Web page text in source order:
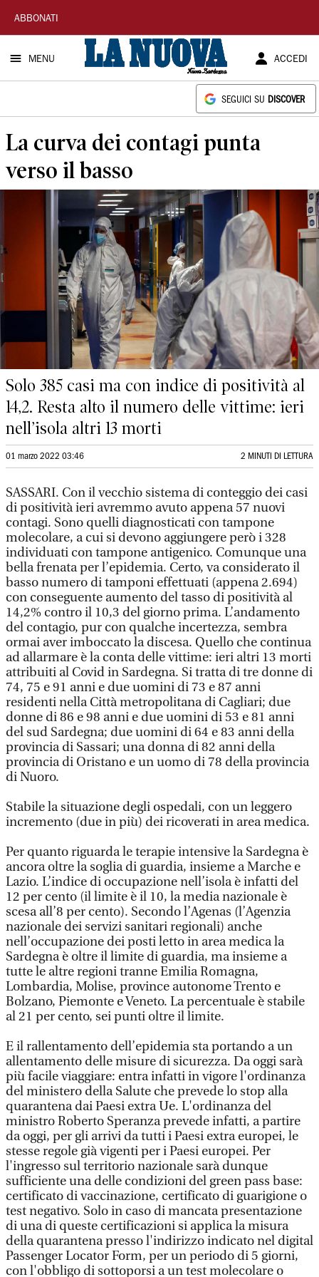
La
Nuova
Sardegna
ABBONATI
MENU ACCEDI
SEGUICI SU DISCOVER
La curva dei contagi punta
verso il basso
Solo 385 casi ma con indice di positività al
14,2. Resta alto il numero delle vittime: ieri
nell’isola altri 13 morti
01 marzo 2022 03:46 2 MINUTI DI LETTURA
SASSARI. Con il vecchio sistema di conteggio dei casi
di positività ieri avremmo avuto appena 57 nuovi
contagi. Sono quelli diagnosticati con tampone
molecolare, a cui si devono aggiungere però i 328
individuati con tampone antigenico. Comunque una
bella frenata per l’epidemia. Certo, va considerato il
basso numero di tamponi effettuati (appena 2.694)
con conseguente aumento del tasso di positività al
14,2% contro il 10,3 del giorno prima. L’andamento
del contagio, pur con qualche incertezza, sembra
ormai aver imboccato la discesa. Quello che continua
ad allarmare è la conta delle vittime: ieri altri 13 morti
attribuiti al Covid in Sardegna. Si tratta di tre donne di
74, 75 e 91 anni e due uomini di 73 e 87 anni
residenti nella Città metropolitana di Cagliari; due
donne di 86 e 98 anni e due uomini di 53 e 81 anni
del sud Sardegna; due uomini di 64 e 83 anni della
provincia di Sassari; una donna di 82 anni della
provincia di Oristano e un uomo di 78 della provincia
di Nuoro.
Stabile la situazione degli ospedali, con un leggero
incremento (due in più) dei ricoverati in area medica.
Per quanto riguarda le terapie intensive la Sardegna è
ancora oltre la soglia di guardia, insieme a Marche e
Lazio. L’indice di occupazione nell’isola è infatti del
12 per cento (il limite è il 10, la media nazionale è
scesa all’8 per cento). Secondo l’Agenas (l’Agenzia
nazionale dei servizi sanitari regionali) anche
nell’occupazione dei posti letto in area medica la
Sardegna è oltre il limite di guardia, ma insieme a
tutte le altre regioni tranne Emilia Romagna,
Lombardia, Molise, province autonome Trento e
Bolzano, Piemonte e Veneto. La percentuale è stabile
al 21 per cento, sei punti oltre il limite.
E il rallentamento dell’epidemia sta portando a un
allentamento delle misure di sicurezza. Da oggi sarà
più facile viaggiare: entra infatti in vigore l'ordinanza
del ministero della Salute che prevede lo stop alla
quarantena dai Paesi extra Ue. L'ordinanza del
ministro Roberto Speranza prevede infatti, a partire
da oggi, per gli arrivi da tutti i Paesi extra europei, le
stesse regole già vigenti per i Paesi europei. Per
l'ingresso sul territorio nazionale sarà dunque
sufficiente una delle condizioni del green pass base:
certificato di vaccinazione, certificato di guarigione o
test negativo. Solo in caso di mancata presentazione
di una di queste certificazioni si applica la misura
della quarantena presso l'indirizzo indicato nel digital
Passenger Locator Form, per un periodo di 5 giorni,
con l'obbligo di sottoporsi a un test molecolare o